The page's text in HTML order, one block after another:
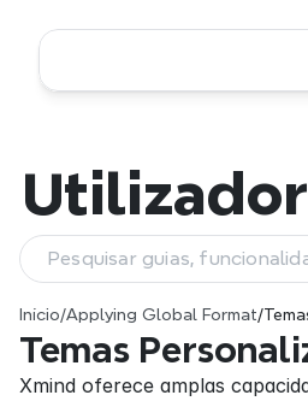
Início/Applying Global Format/
Temas
Xmind oferece amplas
Utilizador
Pesquisar guias,
trabalho